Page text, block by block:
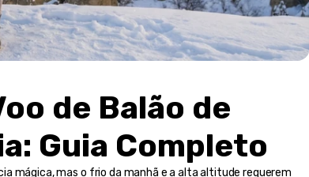
de Balão de
Guia Completo
mágica, mas o frio da manhã e a alta altitude requerem